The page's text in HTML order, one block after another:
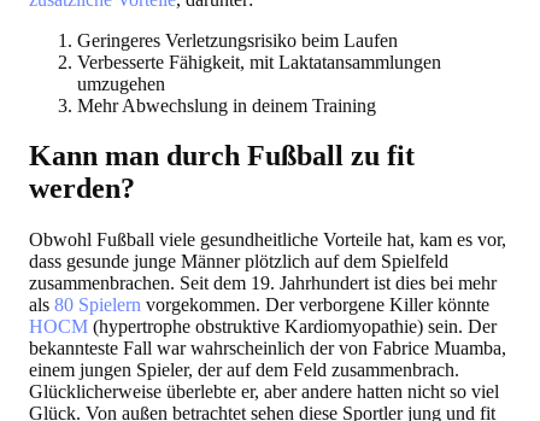
Geringeres Verletzungsrisiko beim Laufen
Verbesserte Fähigkeit, mit Laktatansammlungen
umzugehen
Mehr Abwechslung in deinem Training
Kann man durch Fußball zu fit
werden?
Obwohl Fußball viele gesundheitliche Vorteile hat, kam es vor,
dass gesunde junge Männer plötzlich auf dem Spielfeld
zusammenbrachen. Seit dem 19. Jahrhundert ist dies bei mehr
als 80 Spielern vorgekommen. Der verborgene Killer könnte
HOCM (hypertrophe obstruktive Kardiomyopathie) sein. Der
bekannteste Fall war wahrscheinlich der von Fabrice Muamba,
einem jungen Spieler, der auf dem Feld zusammenbrach.
Glücklicherweise überlebte er, aber andere hatten nicht so viel
Glück. Von außen betrachtet sehen diese Sportler jung und fit